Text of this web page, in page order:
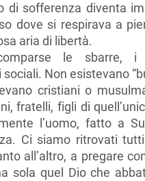
di sofferenza diventa
dove si respirava a
aria di libertà.
le sbarre, i
Non esistevano
cristiani o
fratelli, figli di
l’uomo, fatto a
Ci siamo ritrovati
all’altro, a pregare
sola quel Dio che